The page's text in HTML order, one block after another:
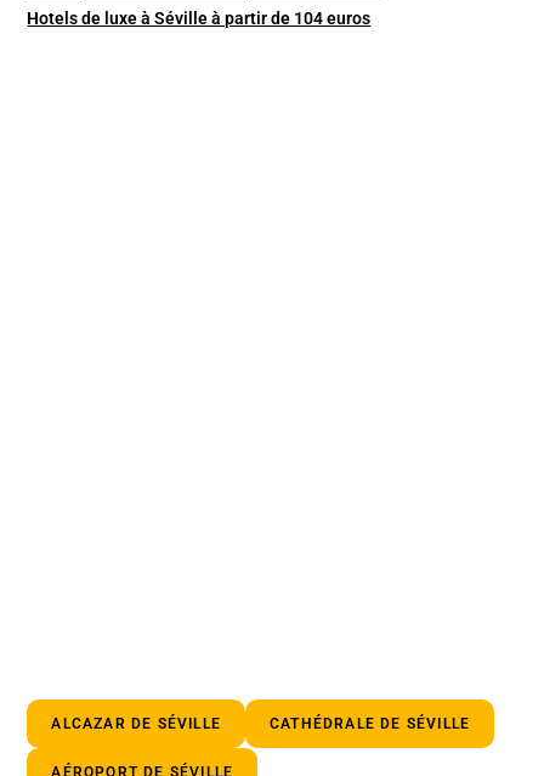
Hotels de luxe à Séville à partir de 104 euros
ALCAZAR DE SÉVILLE CATHÉDRALE DE SÉVILLE
AÉROPORT DE SÉVILLE